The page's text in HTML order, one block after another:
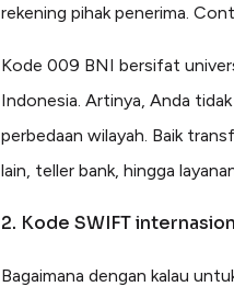
rekening pihak penerima.
Kode 009 BNI bersifat
Indonesia. Artinya, Anda
perbedaan wilayah. Baik
lain, teller bank, hingga
2. Kode SWIFT
Bagaimana dengan kalau